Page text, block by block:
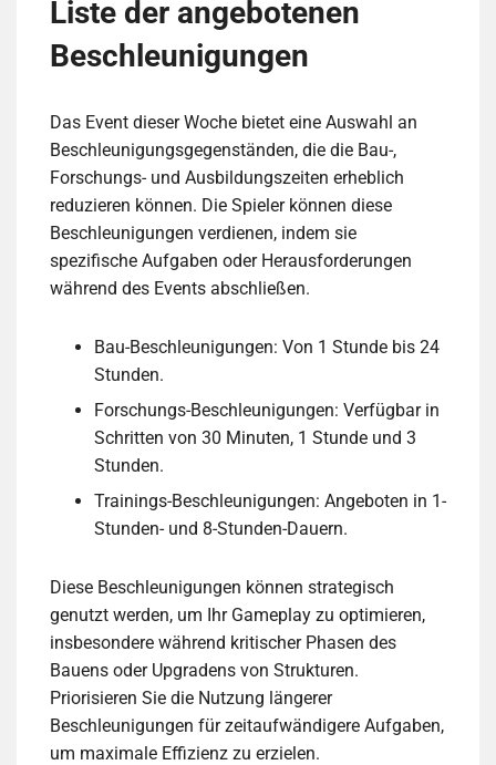
Liste der angebotenen
Beschleunigungen
Das Event dieser Woche bietet eine Auswahl an
Beschleunigungsgegenständen, die die Bau-,
Forschungs- und Ausbildungszeiten erheblich
reduzieren können. Die Spieler können diese
Beschleunigungen verdienen, indem sie
spezifische Aufgaben oder Herausforderungen
während des Events abschließen.
Bau-Beschleunigungen: Von 1 Stunde bis 24
Stunden.
Forschungs-Beschleunigungen: Verfügbar in
Schritten von 30 Minuten, 1 Stunde und 3
Stunden.
Trainings-Beschleunigungen: Angeboten in 1-
Stunden- und 8-Stunden-Dauern.
Diese Beschleunigungen können strategisch
genutzt werden, um Ihr Gameplay zu optimieren,
insbesondere während kritischer Phasen des
Bauens oder Upgradens von Strukturen.
Priorisieren Sie die Nutzung längerer
Beschleunigungen für zeitaufwändigere Aufgaben,
um maximale Effizienz zu erzielen.